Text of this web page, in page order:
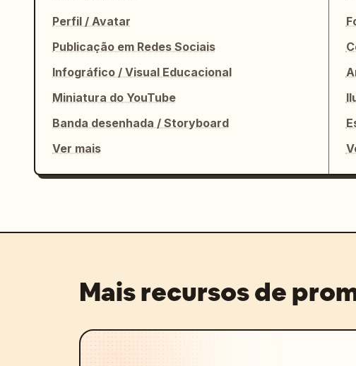
Perfil / Avatar
Publicação em Redes Sociais
Infográfico / Visual Educacional
Miniatura do YouTube
Banda desenhada / Storyboard
Ver mais
Mais recursos de